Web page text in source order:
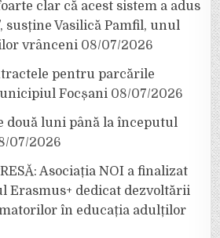
clar că acest sistem a adus
Vasilică Pamfil, unul
vrânceni 08/07/2026
pentru parcările
Focșani 08/07/2026
două luni până la începutul
07/2026
Asociația NOI a finalizat
Erasmus+ dedicat dezvoltării
în educația adulților